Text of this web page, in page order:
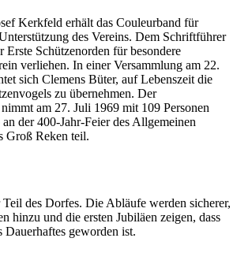
Kerkfeld erhält das Couleurband für
des Vereins. Dem Schriftführer
Schützenorden für besondere
verliehen. In einer Versammlung am 22.
sich Clemens Büter, auf Lebenszeit die
zu übernehmen. Der
am 27. Juli 1969 mit 109 Personen
der 400-Jahr-Feier des Allgemeinen
Groß Reken teil.
des Dorfes. Die Abläufe werden sicherer,
hinzu und die ersten Jubiläen zeigen, dass
Dauerhaftes geworden ist.